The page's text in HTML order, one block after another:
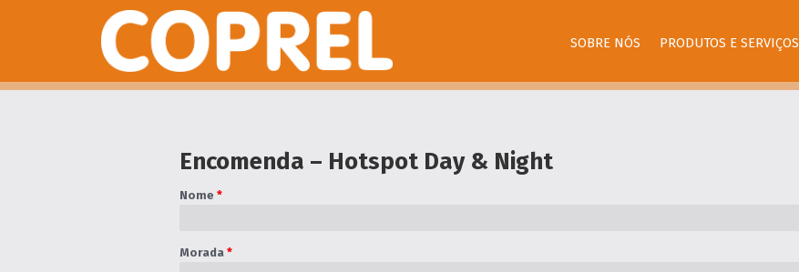
SOBRE NÓS PRODUTOS E SERVIÇOS
Encomenda – Hotspot Day & Night
Nome *
Morada *